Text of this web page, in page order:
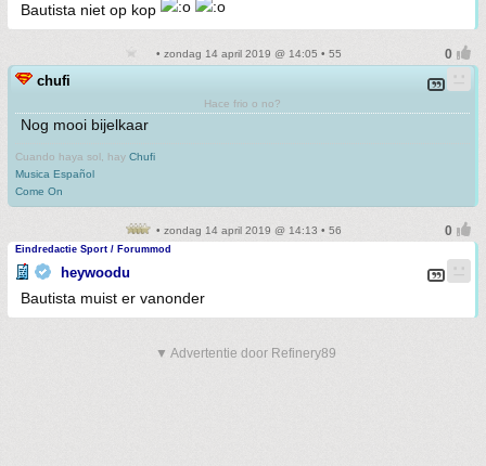
Bautista niet op kop
• zondag 14 april 2019 @ 14:05 • 55
chufi
Hace frio o no?
Nog mooi bijelkaar
Cuando haya sol, hay Chufi
Musica Español
Come On
• zondag 14 april 2019 @ 14:13 • 56
Eindredactie Sport / Forummod
heywoodu
Bautista muist er vanonder
▼ Advertentie door Refinery89